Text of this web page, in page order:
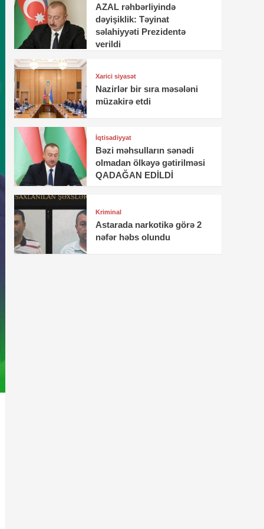
AZAL rəhbərliyində
dəyişiklik: Təyinat
səlahiyyəti Prezidentə
verildi
Xarici siyasət
Nazirlər bir sıra məsələni
müzakirə etdi
İqtisadiyyat
Bəzi məhsulların sənədi
olmadan ölkəyə gətirilməsi
QADAĞAN EDİLDİ
Kriminal
Astarada narkotikə görə 2
nəfər həbs olundu